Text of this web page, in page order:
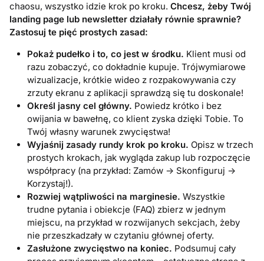
chaosu, wszystko idzie krok po kroku.Chcesz, żeby Twój
landing page lub newsletter działały równie sprawnie?
Zastosuj te pięć prostych zasad:
Pokaż pudełko i to, co jest w środku. Klient musi od
razu zobaczyć, co dokładnie kupuje. Trójwymiarowe
wizualizacje, krótkie wideo z rozpakowywania czy
zrzuty ekranu z aplikacji sprawdzą się tu doskonale!
Określ jasny cel główny. Powiedz krótko i bez
owijania w bawełnę, co klient zyska dzięki Tobie. To
Twój własny warunek zwycięstwa!
Wyjaśnij zasady rundy krok po kroku. Opisz w trzech
prostych krokach, jak wygląda zakup lub rozpoczęcie
współpracy (na przykład: Zamów -> Skonfiguruj ->
Korzystaj!).
Rozwiej wątpliwości na marginesie. Wszystkie
trudne pytania i obiekcje (FAQ) zbierz w jednym
miejscu, na przykład w rozwijanych sekcjach, żeby
nie przeszkadzały w czytaniu głównej oferty.
Zasłużone zwycięstwo na koniec. Podsumuj cały